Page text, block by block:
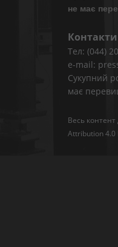
не має
Тел: (044)
e-mail:
Сукупний
має
Весь контент
Attribution 4.0